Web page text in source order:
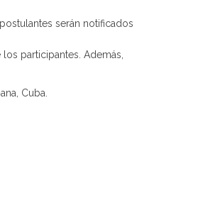
serán notificados
participantes. Además,
Cuba.